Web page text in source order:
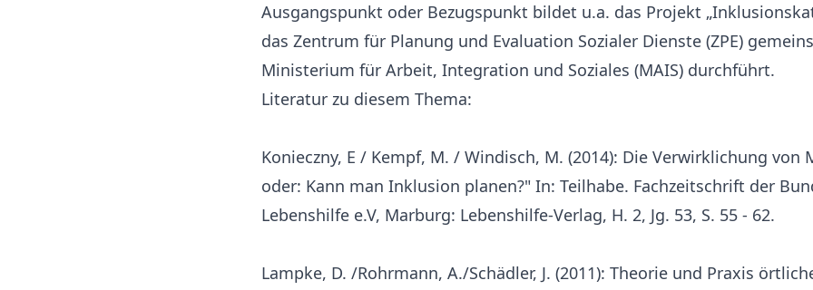
Ausgangspunkt oder Bezugspunkt bildet u.a. das Projekt
das Zentrum für Planung und Evaluation Sozialer Dienste (ZPE)
Ministerium für Arbeit, Integration und Soziales (MAIS) durchführt.
Literatur zu diesem Thema:
Konieczny, E / Kempf, M. / Windisch, M. (2014): Die Verwirklichung von
oder: Kann man Inklusion planen?" In: Teilhabe. Fachzeitschrift der
Lebenshilfe e.V, Marburg: Lebenshilfe-Verlag, H. 2, Jg. 53, S. 55 - 62.
Lampke, D. /Rohrmann, A./Schädler, J. (2011): Theorie und Praxis